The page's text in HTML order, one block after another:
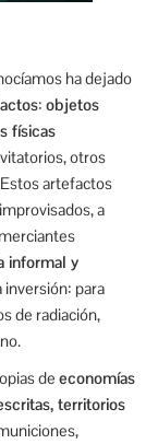
ha dejado
: objetos
físicas
otros
artefactos
a
informal y
inversión: para
de radiación,
de economías
territorios